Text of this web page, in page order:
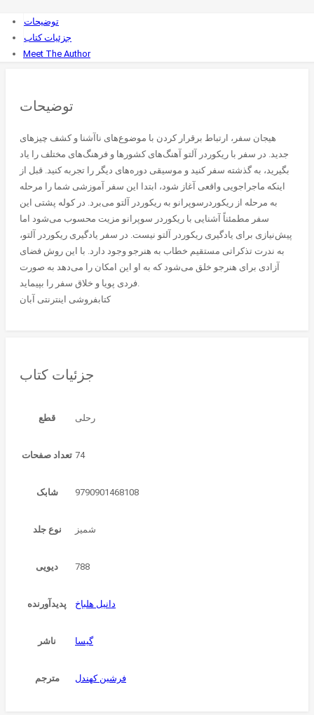
توضیحات
جزئیات کتاب
Meet The Author
توضیحات
هیجان سفر، ارتباط برقرار کردن با موضوع‌های ناآشنا و کشف چیزهای
جدید. در سفر با ریکوردر آلتو آهنگ‌های کشورها و فرهنگ‌های مختلف را یاد
بگیرید، به گذشته سفر کنید و موسیقی دوره‌های دیگر را تجربه کنید. قبل از
اینکه ماجراجویی واقعی آغاز شود، ابتدا این سفر آموزشی شما را مرحله
به مرحله از ریکوردرسوپرانو به ریکوردر آلتو می‌برد. در کوله پشتی این
سفر مطمئناً آشنایی با ریکوردر سوپرانو مزیت محسوب می‌شود اما
پیش‌نیازی برای یادگیری ریکوردر آلتو نیست. در سفر یادگیری ریکوردر آلتو،
به ندرت تذکراتی مستقیم خطاب به هنرجو وجود دارد. با این روش فضای
آزادی برای هنرجو خلق می‌شود که به او این امکان را می‌دهد به صورت
فردی پویا و خلاق سفر را بپیماید.
کتابفروشی اینترنتی آبان
جزئیات کتاب
قطع رحلی
تعداد صفحات 74
شابک 9790901468108
نوع جلد شمیز
دیویی 788
پدیدآورنده دانیل هلباخ
ناشر گیسا
مترجم فرشین کهندل